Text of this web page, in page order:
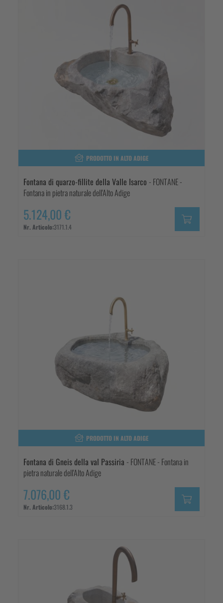
PRODOTTO IN ALTO ADIGE
Fontana di quarzo-fillite della Valle Isarco - FONTANE -
Fontana in pietra naturale dell'Alto Adige
5.124,00 €
Nr. Articolo:3171.1.4
PRODOTTO IN ALTO ADIGE
Fontana di Gneis della val Passiria - FONTANE - Fontana in
pietra naturale dell'Alto Adige
7.076,00 €
Nr. Articolo:3168.1.3